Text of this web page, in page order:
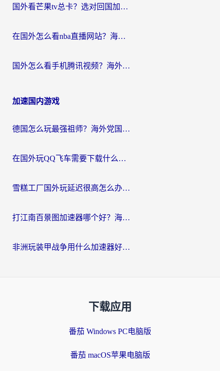
国外看芒果tv总卡？选对回国加速器，轻松追《浪姐》不费劲
在国外怎么看nba直播网站？海外党专属体育观赛指南，告别地区限制！
国外怎么看手机腾讯视频？海外党亲测有效的追剧加速器选择指南
加速国内游戏
德国怎么玩最强祖师？海外党国服游戏加速器选择全攻略（附宝可梦Online实测）
在国外玩QQ飞车需要下载什么加速器呢？海外党亲测有效的国服游戏加速指南
雪糕工厂国外玩延迟很高怎么办？海外玩家国服游戏加速终极攻略（附实测推荐）
打江南百景图加速器哪个好？海外党踩坑N次后，终于找到不卡的秘诀
非洲玩装甲战争用什么加速器好？海外党亲测有效的国服游戏加速方案
下载应用
番茄 Windows PC电脑版
番茄 macOS苹果电脑版